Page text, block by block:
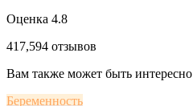
Оценка 4.8
417,594 отзывов
Вам также может быть интересно
Беременность